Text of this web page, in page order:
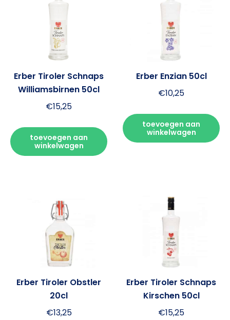
Erber Tiroler Schnaps
Williamsbirnen 50cl
€15,25
toevoegen aan
winkelwagen
Erber Enzian 50cl
€10,25
toevoegen aan
winkelwagen
Erber Tiroler Obstler
20cl
€13,25
Erber Tiroler Schnaps
Kirschen 50cl
€15,25